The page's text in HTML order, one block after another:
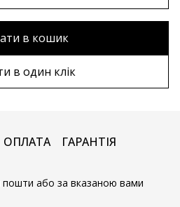
в кошик
в один клік
ОПЛАТА ГАРАНТІЯ
пошти або за вказаною вами